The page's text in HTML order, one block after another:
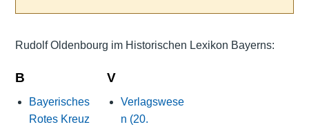
Rudolf Oldenbourg im Historischen Lexikon Bayerns:
B
Bayerisches
Rotes Kreuz
V
Verlagswese
n (20.